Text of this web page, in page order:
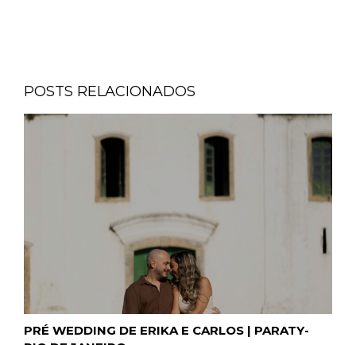
POSTS RELACIONADOS
PRÉ WEDDING DE ERIKA E CARLOS | PARATY-